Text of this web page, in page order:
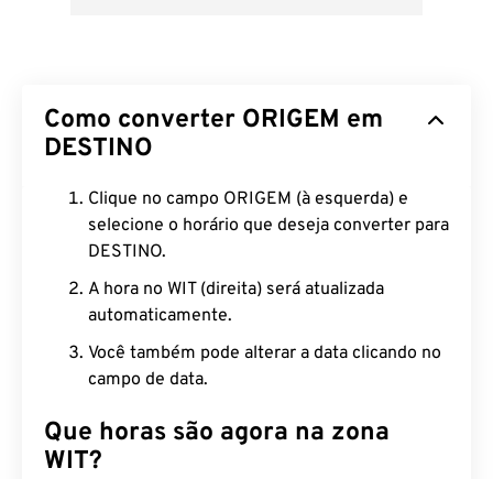
Como converter ORIGEM em
DESTINO
Clique no campo ORIGEM (à esquerda) e
selecione o horário que deseja converter para
DESTINO.
A hora no WIT (direita) será atualizada
automaticamente.
Você também pode alterar a data clicando no
campo de data.
Que horas são agora na zona
WIT?